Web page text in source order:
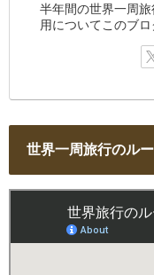
半年間の世界一周
用についてこのブロ
世界一周旅行のル